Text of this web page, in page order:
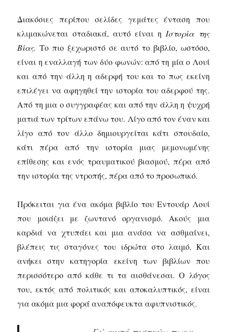
Διακόσιες περίπου σελίδες γεμάτες ένταση που
κλιμακώνεται σταδιακά, αυτό είναι η Ιστορία της
Βίας.Το πιο ξεχωριστό σε αυτό το βιβλίο, ωστόσο,
είναι η εναλλαγή των δύο φωνών: από τη μία ο Λουί
και από την άλλη η αδερφή του και το πως εκείνη
επιλέγει να αφηγηθεί την ιστορία του αδερφού της.
Από τη μια ο συγγραφέας και από την άλλη η ψυχρή
ματιά των τρίτων επάνω του. Λίγο από τον έναν και
λίγο από τον άλλο δημιουργείται κάτι σπουδαίο,
κάτι πέρα από την ιστορία μιας μεμονωμένης
επίθεσης και ενός τραυματικού βιασμού, πέρα από
την ιστορία της ντροπής, πέρα από το προσωπικό.
Πρόκειται για ένα ακόμα βιβλίο του Εντουάρ Λουί
που μοιάζει με ζωντανό οργανισμό. Ακούς μια
καρδιά να χτυπάει και μια ανάσα να ασθμαίνει,
βλέπεις τις σταγόνες του ιδρώτα στο λαιμό. Και
ανήκει στην κατηγορία εκείνη των βιβλίων που
περισσότερο από κάθε τι τα αισθάνεσαι. Ο λόγος
του, εκτός από πολιτικός και αποκαλυπτικός, είναι
για ακόμα μια φορά αναπόφευκτα αφυπνιστικός.